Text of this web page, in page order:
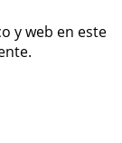
y web en este